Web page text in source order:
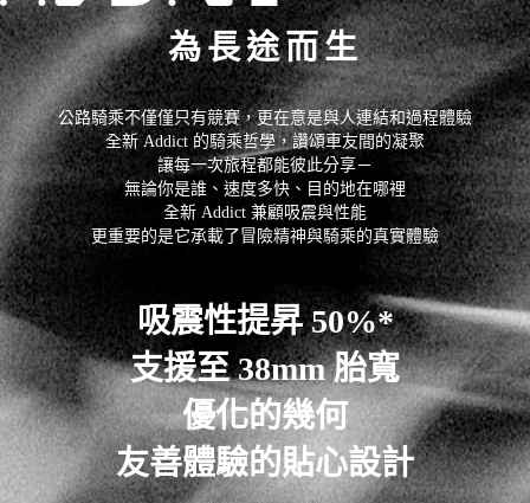
為長途而生
公路騎乘不僅僅只有競賽，更在意是與人連結和過程體驗
全新 Addict 的騎乘哲學，讚頌車友間的凝聚
讓每一次旅程都能彼此分享－
無論你是誰、速度多快、目的地在哪裡
全新 Addict 兼顧吸震與性能
更重要的是它承載了冒險精神與騎乘的真實體驗
吸震性提昇 50%*
支援至 38mm 胎寬
優化的幾何
友善體驗的貼心設計